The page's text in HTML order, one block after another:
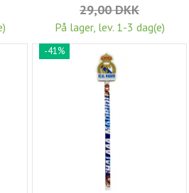
29,00 DKK
På lager, lev. 1-3 dag(e)
-41%